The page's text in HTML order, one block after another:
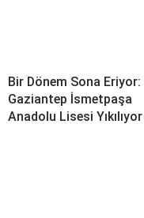
Bir Dönem Sona Eriyor:
Gaziantep İsmetpaşa
Anadolu Lisesi Yıkılıyor